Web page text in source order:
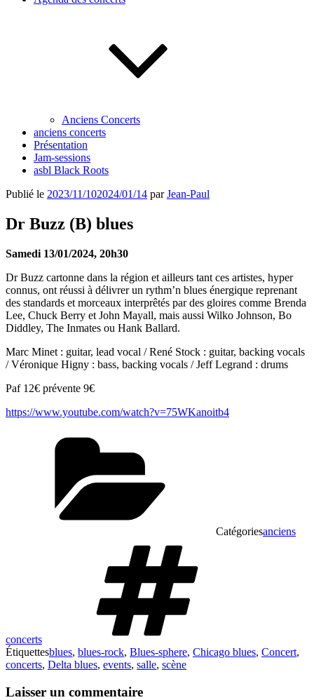
Anciens Concerts
anciens concerts
Présentation
Jam-sessions
asbl Black Roots
Publié le 2023/11/102024/01/14 parJean-Paul
Dr Buzz (B) blues
Samedi 13/01/2024, 20h30
Dr Buzz cartonne dans la région et ailleurs tant ces artistes, hyper
connus, ont réussi à délivrer un rythm’n blues énergique reprenant
des standards et morceaux interprêtés par des gloires comme Brenda
Lee, Chuck Berry et John Mayall, mais aussi Wilko Johnson, Bo
Diddley, The Inmates ou Hank Ballard.
Marc Minet : guitar, lead vocal / René Stock : guitar, backing vocals
/ Véronique Higny : bass, backing vocals / Jeff Legrand : drums
Paf 12€ prévente 9€
https://www.youtube.com/watch?v=75WKanoitb4
Catégoriesanciens
concerts
Étiquettesblues, blues-rock, Blues-sphere, Chicago blues, Concert,
concerts, Delta blues, events, salle, scène
Laisser un commentaire